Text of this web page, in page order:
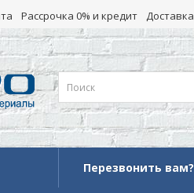
Рассрочка 0% и кредит Доставка
Перезвонить вам?